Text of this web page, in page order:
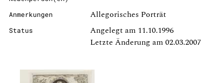
Anmerkungen Allegorisches Porträt
Status
Angelegt am 11.10.1996
Letzte Änderung am 02.03.2007